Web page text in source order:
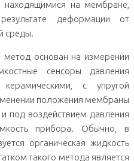
находящимися на мембране,
деформации от
среды.
основан на измерении
сенсоры давления
с упругой
положения мембраны
под воздействием давления
прибора. Обычно, в
органическая жидкость
такого метода является